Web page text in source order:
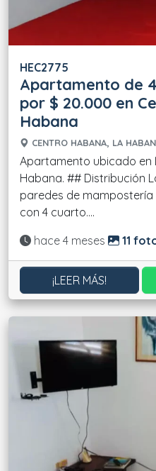
HEC2775
Apartamento de
por $ 20.000 en
Habana
CENTRO HABANA, LA
Apartamento ubicado
Habana. ## Distribución
paredes de
con 4 cuarto....
Actualizado:
hace 4 meses 11
¡LEER MÁS!